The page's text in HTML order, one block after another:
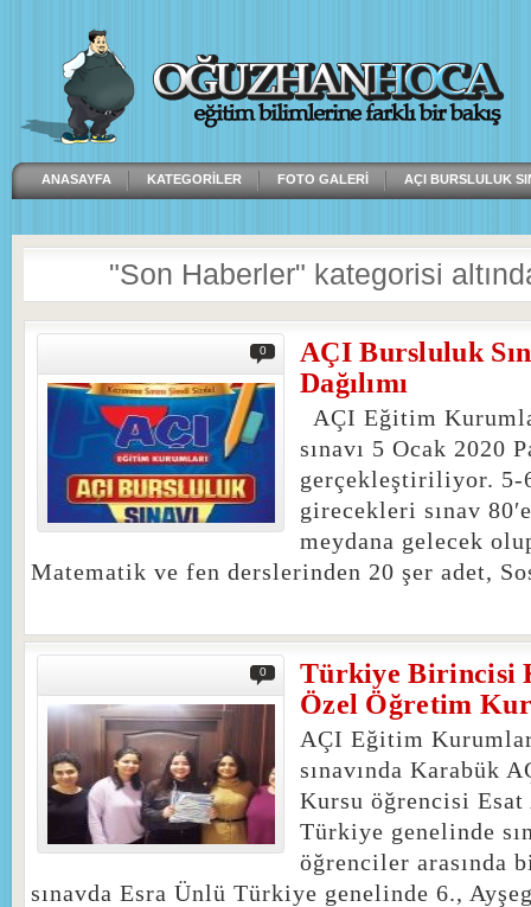
ANASAYFA KATEGORILER FOTO GALERI AÇI BURSLULUK
"Son Haberler" kategorisi
0
AÇI Bursluluk
Dağılımı
AÇI Eğitim
sınavı 5 Ocak 2020
gerçekleştiriliyor. 5-
girecekleri sınav
meydana gelecek
Matematik ve fen derslerinden 20 şer adet,
0
Türkiye Birincisi
Özel Öğretim
AÇI Eğitim
sınavında Karabük
Kursu öğrencisi
Türkiye genelinde
öğrenciler arasında
sınavda Esra Ünlü Türkiye genelinde 6.,